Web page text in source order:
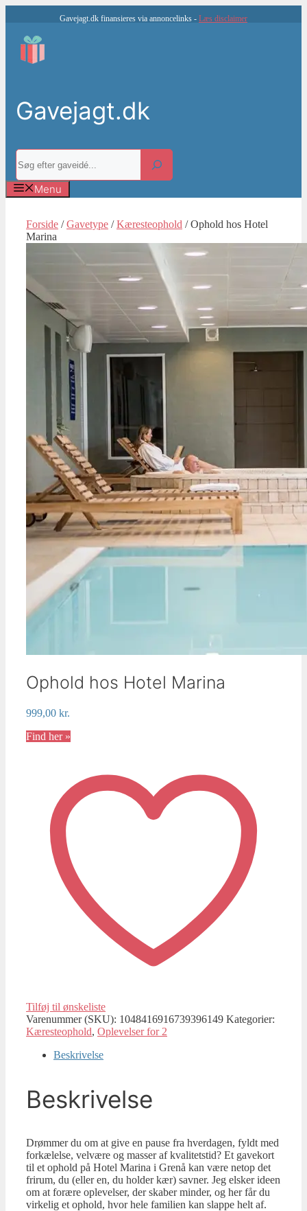
indhold
Gavejagt.dk finansieres via annoncelinks - Læs disclaimer
Gavejagt.dk
Søg
Menu
Forside /Gavetype /Kæresteophold / Ophold hos Hotel
Marina
Ophold hos Hotel Marina
999,00 kr.
Find her »
Tilføj til ønskeliste
Varenummer (SKU): 1048416916739396149 Kategorier:
Kæresteophold, Oplevelser for 2
Beskrivelse
Beskrivelse
Drømmer du om at give en pause fra hverdagen, fyldt med
forkælelse, velvære og masser af kvalitetstid? Et gavekort
til et ophold på Hotel Marina i Grenå kan være netop det
frirum, du (eller en, du holder kær) savner. Jeg elsker ideen
om at forære oplevelser, der skaber minder, og her får du
virkelig et ophold, hvor hele familien kan slappe helt af.